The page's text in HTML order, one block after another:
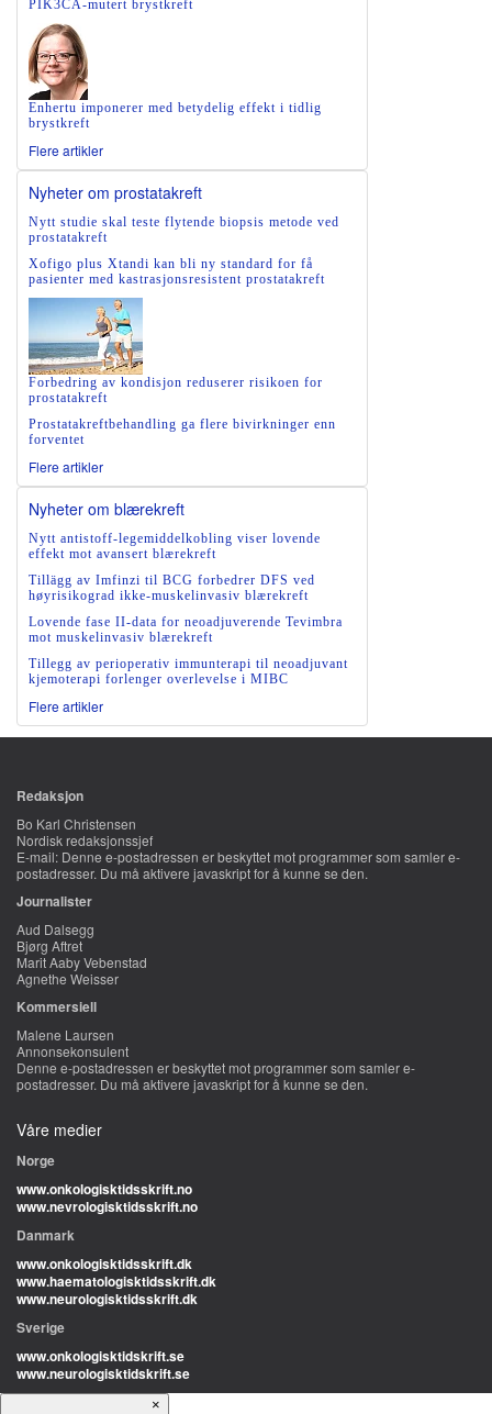
PIK3CA-mutert brystkreft
Enhertu imponerer med betydelig effekt i tidlig
brystkreft
Flere artikler
Nyheter om prostatakreft
Nytt studie skal teste flytende biopsis metode ved
prostatakreft
Xofigo plus Xtandi kan bli ny standard for få
pasienter med kastrasjonsresistent prostatakreft
Forbedring av kondisjon reduserer risikoen for
prostatakreft
Prostatakreftbehandling ga flere bivirkninger enn
forventet
Flere artikler
Nyheter om blærekreft
Nytt antistoff-legemiddelkobling viser lovende
effekt mot avansert blærekreft
Tillägg av Imfinzi til BCG forbedrer DFS ved
høyrisikograd ikke-muskelinvasiv blærekreft
Lovende fase II-data for neoadjuverende Tevimbra
mot muskelinvasiv blærekreft
Tillegg av perioperativ immunterapi til neoadjuvant
kjemoterapi forlenger overlevelse i MIBC
Flere artikler
Redaksjon
Bo Karl Christensen
Nordisk redaksjonssjef
E-mail: Denne e-postadressen er beskyttet mot programmer som samler e-
postadresser. Du må aktivere javaskript for å kunne se den.
Journalister
Aud Dalsegg
Bjørg Aftret
Marit Aaby Vebenstad
Agnethe Weisser
Kommersiell
Malene Laursen
Annonsekonsulent
Denne e-postadressen er beskyttet mot programmer som samler e-
postadresser. Du må aktivere javaskript for å kunne se den.
Våre medier
Norge
www.onkologisktidsskrift.no
www.nevrologisktidsskrift.no
Danmark
www.onkologisktidsskrift.dk
www.haematologisktidsskrift.dk
www.neurologisktidsskrift.dk
Sverige
www.onkologisktidskrift.se
www.neurologisktidskrift.se
×